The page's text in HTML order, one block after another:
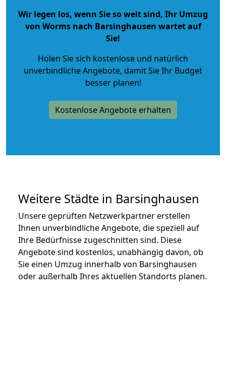
Wir legen los, wenn Sie so weit sind, Ihr Umzug
von Worms nach Barsinghausen wartet auf
Sie!
Holen Sie sich kostenlose und natürlich
unverbindliche Angebote, damit Sie Ihr Budget
besser planen!
Kostenlose Angebote erhalten
Weitere Städte in Barsinghausen
Unsere geprüften Netzwerkpartner erstellen
Ihnen unverbindliche Angebote, die speziell auf
Ihre Bedürfnisse zugeschnitten sind. Diese
Angebote sind kostenlos, unabhängig davon, ob
Sie einen Umzug innerhalb von Barsinghausen
oder außerhalb Ihres aktuellen Standorts planen.